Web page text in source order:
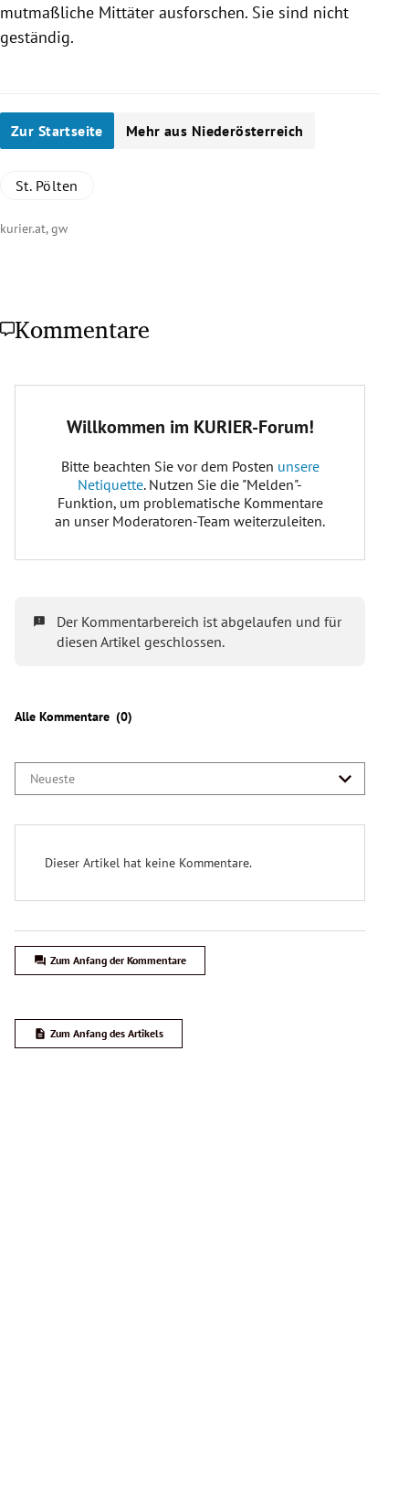
mutmaßliche Mittäter ausforschen. Sie sind nicht
geständig.
Zur Startseite Mehr aus Niederösterreich
St. Pölten
kurier.at, gw
Kommentare